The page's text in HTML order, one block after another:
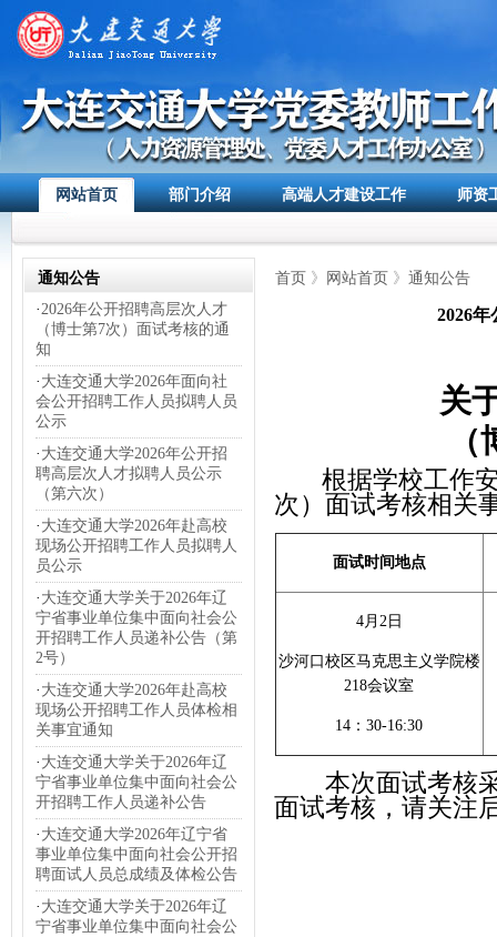
网站首页 部门介绍 高端人才建设工作 师资
通知公告
·2026年公开招聘高层次人才
（博士第7次）面试考核的通
知
· 大连交通大学2026年面向社
会公开招聘工作人员拟聘人员
公示
· 大连交通大学2026年公开招
聘高层次人才拟聘人员公示
（第六次）
· 大连交通大学2026年赴高校
现场公开招聘工作人员拟聘人
员公示
· 大连交通大学关于2026年辽
宁省事业单位集中面向社会公
开招聘工作人员递补公告（第
2号）
· 大连交通大学2026年赴高校
现场公开招聘工作人员体检相
关事宜通知
· 大连交通大学关于2026年辽
宁省事业单位集中面向社会公
开招聘工作人员递补公告
· 大连交通大学2026年辽宁省
事业单位集中面向社会公开招
聘面试人员总成绩及体检公告
· 大连交通大学关于2026年辽
宁省事业单位集中面向社会公
首页 》 网站首页 》 通知公告
2026
关
根据学校工作
次）面试考核相关
面试时间地点
4月2日
沙河口校区马克思主义学院楼
218会议室
14：30-16:30
本次面试考核
面试考核，请关注